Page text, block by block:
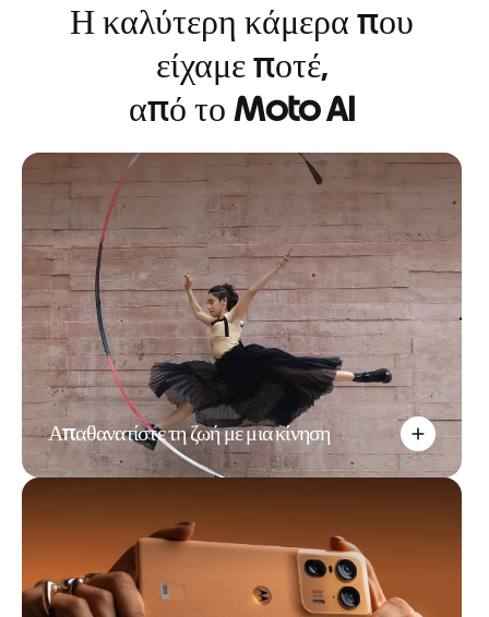
Η καλύτερη κάμερα που
είχαμε ποτέ,
από το Moto AI
Απαθανατίστε τη ζωή με μια κίνηση